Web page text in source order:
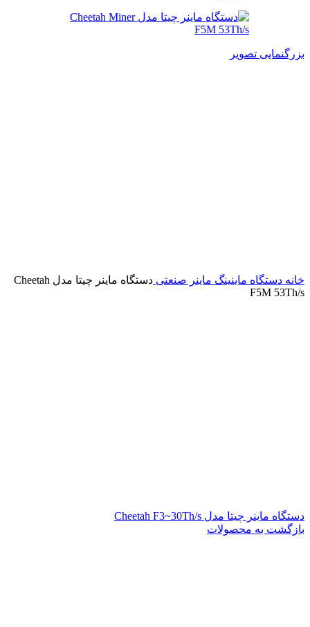
بزرگنمایی تصویر
خانه دستگاه ماینینگ ماینر صنعتی
دستگاه ماینر چیتا مدل Cheetah
F5M 53Th/s
دستگاه ماینر چیتا مدل Cheetah F3~30Th/s
بازگشت به محصولات